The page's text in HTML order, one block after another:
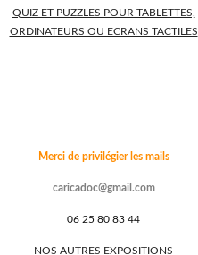
QUIZ ET PUZZLES POUR TABLETTES,
ORDINATEURS OU ECRANS TACTILES
Merci de privilégier les mails
caricadoc@gmail.com
06 25 80 83 44
NOS AUTRES EXPOSITIONS